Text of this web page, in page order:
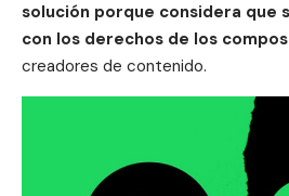
solución porque considera que
con los derechos de los
creadores de contenido.